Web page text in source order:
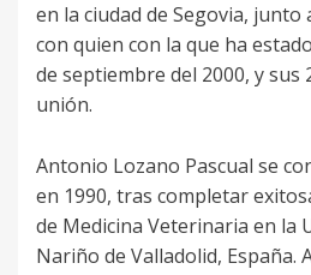
en la ciudad de Segovia, junto
con quien con la que ha
de septiembre del 2000, y sus
unión.
Antonio Lozano Pascual se
en 1990, tras completar
de Medicina Veterinaria en la
Nariño de Valladolid, España.